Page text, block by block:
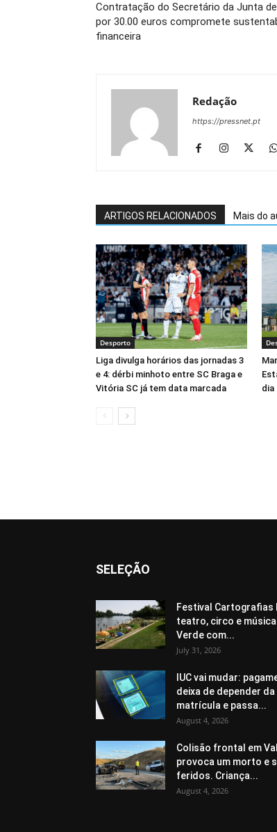
Contratação do Secretário da Junta
por 30.00 euros compromete
financeira
Redação
https://pressnet.pt
ARTIGOS RELACIONADOS Mais do
Desporto
Liga divulga horários das jornadas 3
e 4: dérbi minhoto entre SC Braga e
Vitória SC já tem data marcada
dia
SELEÇÃO
Festival Cartografias
teatro, circo e música
Verde com...
July 31, 2026
IUC vai mudar:
deixa de depender da
matrícula e passa...
August 4, 2026
Colisão frontal em
provoca um morto e
feridos. Criança...
August 4, 2026